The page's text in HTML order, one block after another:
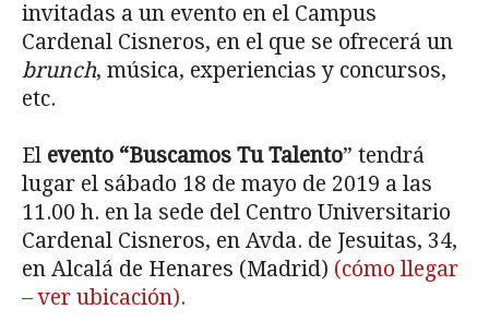
invitadas a un evento en el Campus
Cardenal Cisneros, en el que se ofrecerá un
brunch, música, experiencias y concursos,
etc.
El evento “Buscamos Tu Talento” tendrá
lugar el sábado 18 de mayo de 2019 a las
11.00 h. en la sede del Centro Universitario
Cardenal Cisneros, en Avda. de Jesuitas, 34,
en Alcalá de Henares (Madrid) (cómo llegar
– ver ubicación).